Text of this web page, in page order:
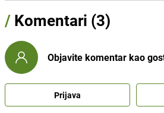
/ Komentari (3)
Objavite komentar kao
Prijava